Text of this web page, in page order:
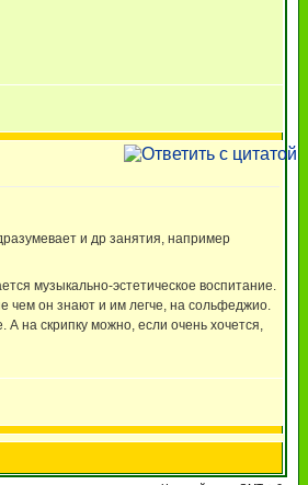
и др занятия, например
музыкально-эстетическое воспитание.
чем он знают и им легче, на сольфеджио.
А на скрипку можно, если очень хочется,